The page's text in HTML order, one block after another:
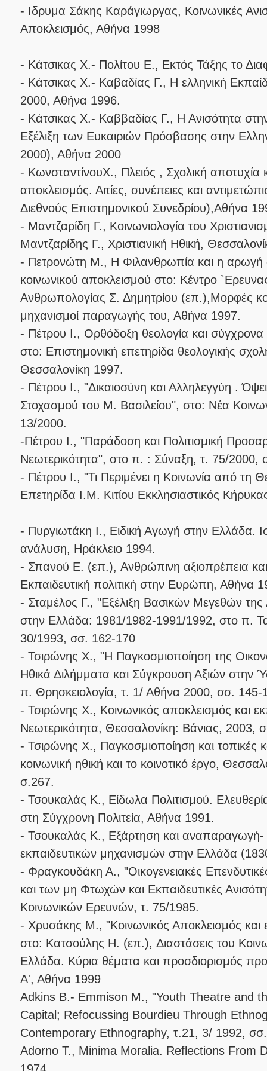
- Ιδρυμα Σάκης Καράγιωργας, Κοινωνικές
Αποκλεισμός, Αθήνα 1998
- Κάτσικας X.- Πολίτου E., Εκτός Τάξης το
- Κάτσικας X.- Καβαδίας Γ., Η ελληνική
2000, Αθήνα 1996.
- Κάτσικας X.- Καββαδίας Γ., Η Ανισότητα
Εξέλιξη των Ευκαιριών Πρόσβασης στην
2000), Αθήνα 2000
- ΚωνσταντίνουX., Πλειός , Σχολική αποτυχία
αποκλεισμός. Αιτίες, συνέπειες και
Διεθνούς Επιστημονικού Συνεδρίου),Αθήνα
- Μαντζαρίδη Γ., Κοινωνιολογία του
Μαντζαρίδης Γ., Χριστιανική Ηθική,
- Πετρονώτη M., Η Φιλανθρωπία και η αρωγή
κοινωνικού αποκλεισμού στο: Κέντρο
Ανθρωπολογίας Σ. Δημητρίου (επ.),Μορφές
μηχανισμοί παραγωγής του, Αθήνα 1997.
- Πέτρου I., Ορθόδοξη θεολογία και
στο: Επιστημονική επετηρίδα θεολογικής
Θεσσαλονίκη 1997.
- Πέτρου I., "Δικαιοσύνη και Αλληλεγγύη .
Στοχασμού του Μ. Βασιλείου", στο: Νέα
13/2000.
-Πέτρου I., "Παράδοση και Πολιτισμική
Νεωτερικότητα", στο π. : Σύναξη, τ. 75/2000,
- Πέτρου I., "Τι Περιμένει η Κοινωνία από τη
Επετηρίδα Ι.Μ. Κιτίου Εκκλησιαστικός
- Πυργιωτάκη I., Ειδική Αγωγή στην Ελλάδα.
ανάλυση, Ηράκλειο 1994.
- Σπανού E. (επ.), Ανθρώπινη αξιοπρέπεια
Εκπαιδευτική πολιτική στην Ευρώπη, Αθήνα
- Σταμέλος Γ., "Εξέλιξη Βασικών Μεγεθών της
στην Ελλάδα: 1981/1982-1991/1992, στο π.
30/1993, σσ. 162-170
- Τσιρώνης X., "Η Παγκοσμιοποίηση της
Ηθικά Διλήμματα και Σύγκρουση Αξιών στην
π. Θρησκειολογία, τ. 1/ Αθήνα 2000, σσ. 145-
- Τσιρώνης X., Κοινωνικός αποκλεισμός και
Νεωτερικότητα, Θεσσαλονίκη: Βάνιας, 2003,
- Τσιρώνης X., Παγκοσμιοποίηση και τοπικές
κοινωνική ηθική και το κοινοτικό έργο,
σ.267.
- Τσουκαλάς K., Είδωλα Πολιτισμού.
στη Σύγχρονη Πολιτεία, Αθήνα 1991.
- Τσουκαλάς K., Εξάρτηση και αναπαραγωγή-
εκπαιδευτικών μηχανισμών στην Ελλάδα
- Φραγκουδάκη Α., "Οικογενειακές
και των μη Φτωχών και Εκπαιδευτικές
Κοινωνικών Ερευνών, τ. 75/1985.
- Χρυσάκης M., "Κοινωνικός Αποκλεισμός και
στο: Κατσούλης H. (επ.), Διαστάσεις του
Ελλάδα. Κύρια θέματα και προσδιορισμός
Α', Αθήνα 1999
Adkins B.- Emmison M., "Youth Theatre and
Capital; Refocussing Bourdieu Through
Contemporary Ethnography, τ.21, 3/ 1992,
Adorno Τ., Minima Moralia. Reflections From